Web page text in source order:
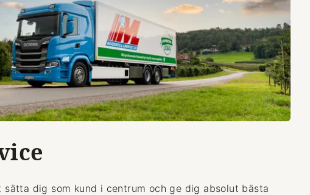
sätta dig som kund i centrum och ge dig absolut bästa